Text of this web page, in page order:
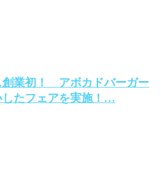
創業初！ アボカドバーガー
したフェアを実施！…